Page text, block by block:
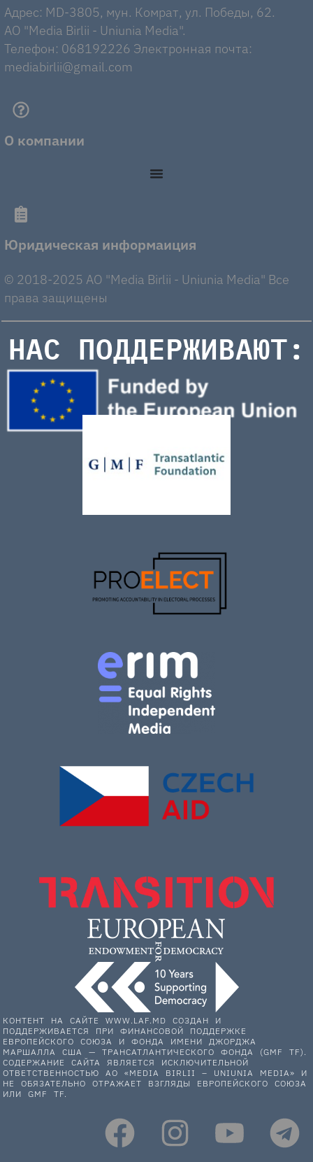
Адрес: MD-3805, мун. Комрат, ул. Победы, 62.
AO "Media Birlii - Uniunia Media".
Телефон: 068192226 Электронная почта:
mediabirlii@gmail.com
О компании
Юридическая информаиция
© 2018-2025 AO "Media Birlii - Uniunia Media" Все
права защищены
НАС ПОДДЕРЖИВАЮТ:
КОНТЕНТ НА САЙТЕ WWW.LAF.MD СОЗДАН И
ПОДДЕРЖИВАЕТСЯ ПРИ ФИНАНСОВОЙ ПОДДЕРЖКЕ
ЕВРОПЕЙСКОГО СОЮЗА И ФОНДА ИМЕНИ ДЖОРДЖА
МАРШАЛЛА США — ТРАНСАТЛАНТИЧЕСКОГО ФОНДА (GMF TF).
СОДЕРЖАНИЕ САЙТА ЯВЛЯЕТСЯ ИСКЛЮЧИТЕЛЬНОЙ
ОТВЕТСТВЕННОСТЬЮ АО «MEDIA BIRLII – UNIUNIA MEDIA» И
НЕ ОБЯЗАТЕЛЬНО ОТРАЖАЕТ ВЗГЛЯДЫ ЕВРОПЕЙСКОГО СОЮЗА
ИЛИ GMF TF.